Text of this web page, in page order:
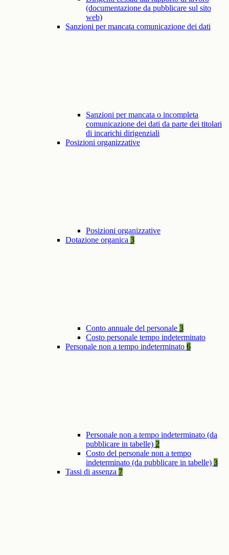
(documentazione da pubblicare sul sito
web)
Sanzioni per mancata comunicazione dei dati
Sanzioni per mancata o incompleta
comunicazione dei dati da parte dei titolari
di incarichi dirigenziali
Posizioni organizzative
Posizioni organizzative
Dotazione organica 3
Conto annuale del personale 3
Costo personale tempo indeterminato
Personale non a tempo indeterminato 6
Personale non a tempo indeterminato (da
pubblicare in tabelle) 2
Costo del personale non a tempo
indeterminato (da pubblicare in tabelle) 3
Tassi di assenza 7